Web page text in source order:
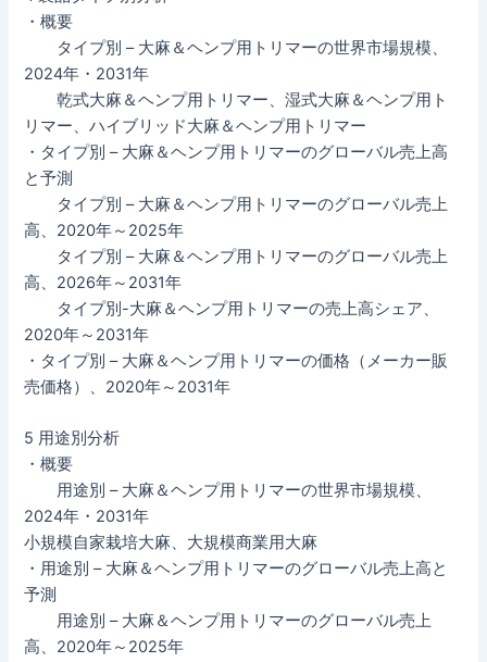
・概要
タイプ別 – 大麻＆ヘンプ用トリマーの世界市場規模、
2024年・2031年
乾式大麻＆ヘンプ用トリマー、湿式大麻＆ヘンプ用ト
リマー、ハイブリッド大麻＆ヘンプ用トリマー
・タイプ別 – 大麻＆ヘンプ用トリマーのグローバル売上高
と予測
タイプ別 – 大麻＆ヘンプ用トリマーのグローバル売上
高、2020年～2025年
タイプ別 – 大麻＆ヘンプ用トリマーのグローバル売上
高、2026年～2031年
タイプ別-大麻＆ヘンプ用トリマーの売上高シェア、
2020年～2031年
・タイプ別 – 大麻＆ヘンプ用トリマーの価格（メーカー販
売価格）、2020年～2031年
5 用途別分析
・概要
用途別 – 大麻＆ヘンプ用トリマーの世界市場規模、
2024年・2031年
小規模自家栽培大麻、大規模商業用大麻
・用途別 – 大麻＆ヘンプ用トリマーのグローバル売上高と
予測
用途別 – 大麻＆ヘンプ用トリマーのグローバル売上
高、2020年～2025年